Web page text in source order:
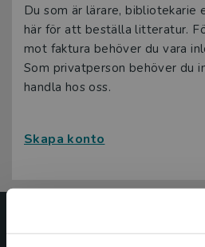
Du som är lärare, bibliotekarie
här för att beställa litteratur.
mot faktura behöver du vara
Som privatperson behöver du
handla hos oss.
Skapa konto
Nypon och Vilja